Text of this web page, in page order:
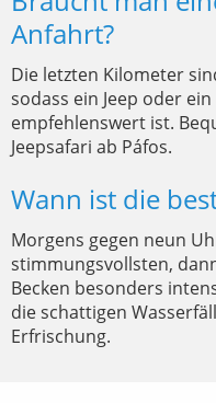
Anfahrt?
Die letzten Kilometer
sodass ein Jeep oder
empfehlenswert ist.
Jeepsafari ab Páfos.
Wann ist die
Morgens gegen neun
stimmungsvollsten,
Becken besonders
die schattigen
Erfrischung.